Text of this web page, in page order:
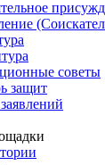
советы
защит